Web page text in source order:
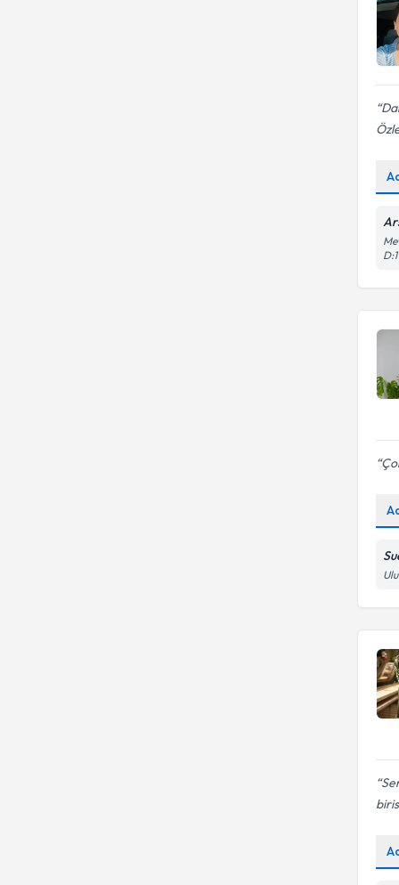
D:1